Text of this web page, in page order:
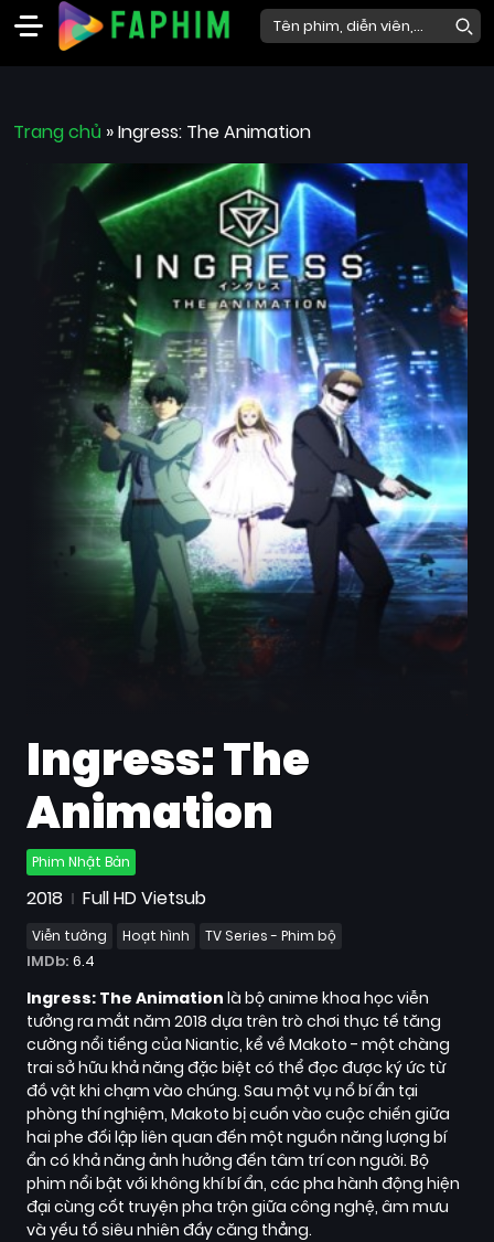
Phim
Phim
Bộ
Phim
Chiếu
Rạp
Thể
Quốc
Trang chủ »Ingress: The Animation
Ingress: The
Animation
Phim Nhật Bản
2018 Full HD Vietsub
Viễn tưởng Hoạt hình TV Series - Phim bộ
IMDb: 6.4
Ingress: The Animation là bộ anime khoa học viễn
tưởng ra mắt năm 2018 dựa trên trò chơi thực tế tăng
cường nổi tiếng của Niantic, kể về Makoto - một chàng
trai sở hữu khả năng đặc biệt có thể đọc được ký ức từ
đồ vật khi chạm vào chúng. Sau một vụ nổ bí ẩn tại
phòng thí nghiệm, Makoto bị cuốn vào cuộc chiến giữa
hai phe đối lập liên quan đến một nguồn năng lượng bí
ẩn có khả năng ảnh hưởng đến tâm trí con người. Bộ
phim nổi bật với không khí bí ẩn, các pha hành động hiện
đại cùng cốt truyện pha trộn giữa công nghệ, âm mưu
và yếu tố siêu nhiên đầy căng thẳng.